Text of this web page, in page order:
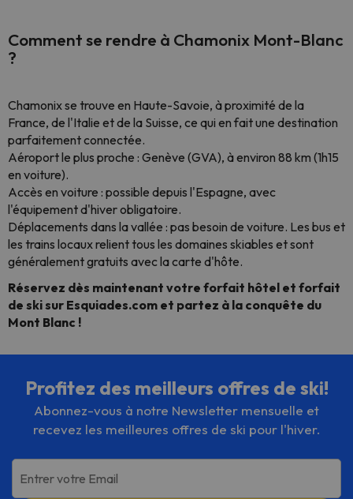
Comment se rendre à Chamonix Mont-Blanc
?
Chamonix se trouve en Haute-Savoie, à proximité de la
France, de l'Italie et de la Suisse, ce qui en fait une destination
parfaitement connectée.
Aéroport le plus proche : Genève (GVA), à environ 88 km (1h15
en voiture).
Accès en voiture : possible depuis l'Espagne, avec
l'équipement d'hiver obligatoire.
Déplacements dans la vallée : pas besoin de voiture. Les bus et
les trains locaux relient tous les domaines skiables et sont
généralement gratuits avec la carte d'hôte.
Réservez dès maintenant votre forfait hôtel et forfait
de ski sur Esquiades.com et partez à la conquête du
Mont Blanc !
Profitez des meilleurs offres de ski!
Abonnez-vous à notre Newsletter mensuelle et
recevez les meilleures offres de ski pour l'hiver.
Entrer votre Email